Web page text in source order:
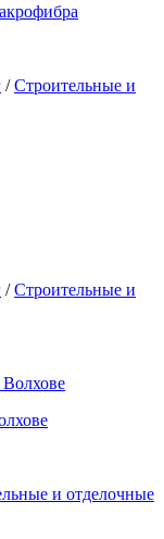
/Строительные и
/Строительные и
и отделочные